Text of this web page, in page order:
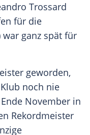
Trossard
für die
war ganz spät für
geworden,
noch nie
November in
Rekordmeister